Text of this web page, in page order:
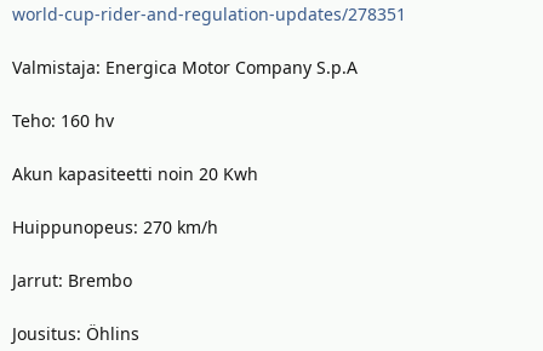
world-cup-rider-and-regulation-updates/278351
Valmistaja: Energica Motor Company S.p.A
Teho: 160 hv
Akun kapasiteetti noin 20 Kwh
Huippunopeus: 270 km/h
Jarrut: Brembo
Jousitus: Öhlins